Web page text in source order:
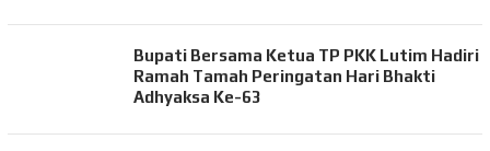
Bupati Bersama Ketua TP PKK Lutim Hadiri
Ramah Tamah Peringatan Hari Bhakti
Adhyaksa Ke-63